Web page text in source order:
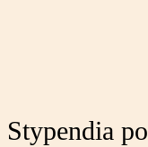
Stypendia